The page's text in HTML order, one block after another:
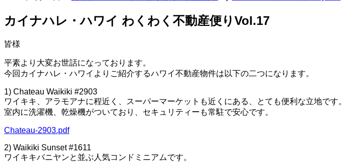
カイナハレ・ハワイ わくわく不動産便りVol.17
皆様
平素より大変お世話になっております。
今回カイナハレ・ハワイよりご紹介するハワイ不動産物件は以下の二つになります。
1) Chateau Waikiki #2903
ワイキキ、アラモアナに程近く、スーパーマーケットも近くにある、とても便利な立地です。
室内に洗濯機、乾燥機がついており、セキュリティーも常駐で安心です。
Chateau-2903.pdf
2) Waikiki Sunset #1611
ワイキキバニヤンと並ぶ人気コンドミニアムです。